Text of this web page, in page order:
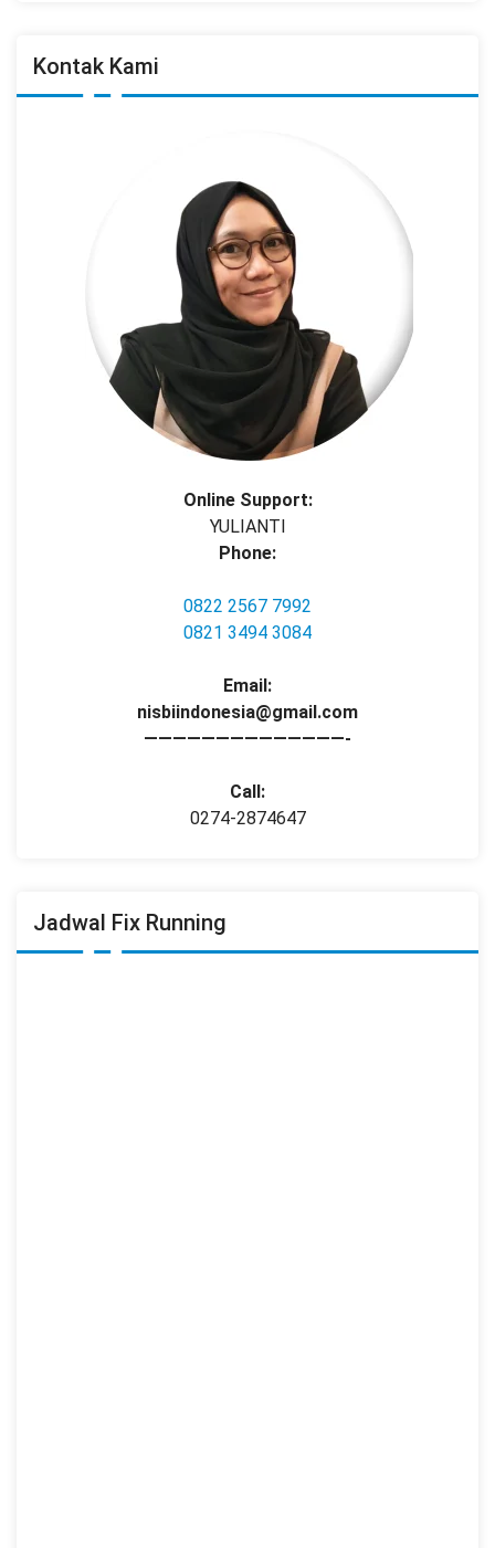
Kontak Kami
Online Support:
YULIANTI
Phone:
0822 2567 7992
0821 3494 3084
Email:
nisbiindonesia@gmail.com
——————————————-
Call:
0274-2874647
Jadwal Fix Running